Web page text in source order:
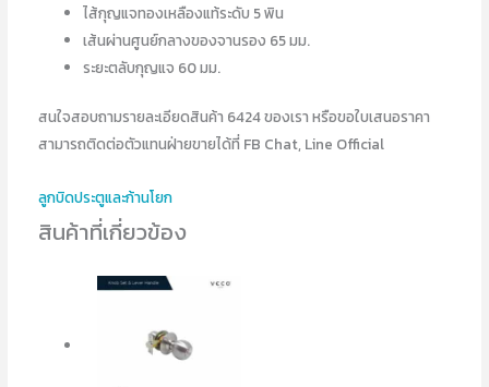
ไส้กุญแจทองเหลืองแท้ระดับ 5 พิน
เส้นผ่านศูนย์กลางของจานรอง 65 มม.
ระยะตลับกุญแจ 60 มม.
สนใจสอบถามรายละเอียดสินค้า 6424 ของเรา หรือขอใบเสนอราคา
สามารถติดต่อตัวแทนฝ่ายขายได้ที่ FB Chat, Line Official
ลูกบิดประตูและก้านโยก
สินค้าที่เกี่ยวข้อง